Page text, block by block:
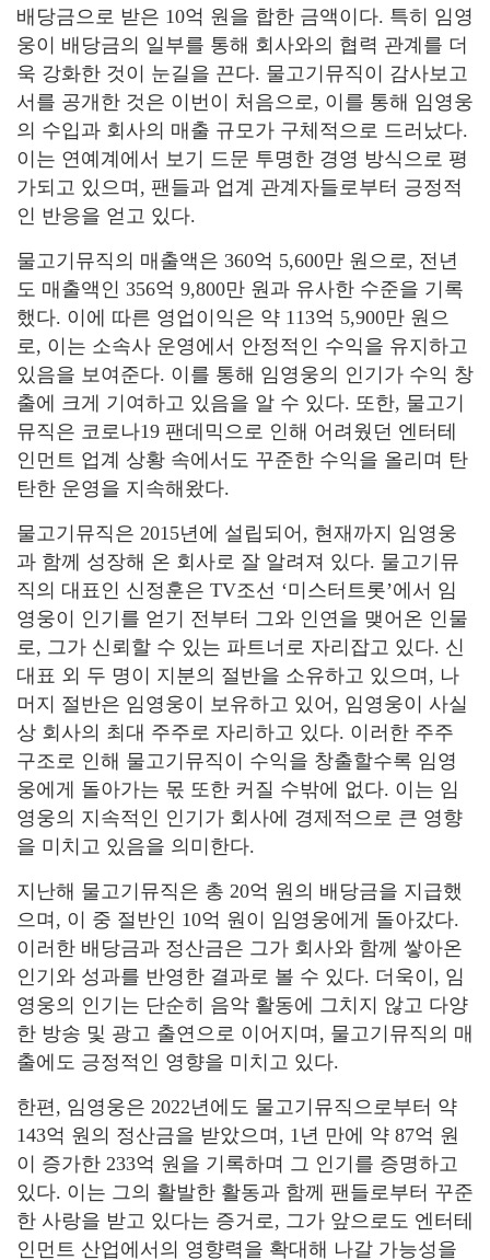
배당금으로 받은 10억 원을 합한 금액이다. 특히 임영
웅이 배당금의 일부를 통해 회사와의 협력 관계를 더
욱 강화한 것이 눈길을 끈다. 물고기뮤직이 감사보고
서를 공개한 것은 이번이 처음으로, 이를 통해 임영웅
의 수입과 회사의 매출 규모가 구체적으로 드러났다.
이는 연예계에서 보기 드문 투명한 경영 방식으로 평
가되고 있으며, 팬들과 업계 관계자들로부터 긍정적
인 반응을 얻고 있다.
물고기뮤직의 매출액은 360억 5,600만 원으로, 전년
도 매출액인 356억 9,800만 원과 유사한 수준을 기록
했다. 이에 따른 영업이익은 약 113억 5,900만 원으
로, 이는 소속사 운영에서 안정적인 수익을 유지하고
있음을 보여준다. 이를 통해 임영웅의 인기가 수익 창
출에 크게 기여하고 있음을 알 수 있다. 또한, 물고기
뮤직은 코로나19 팬데믹으로 인해 어려웠던 엔터테
인먼트 업계 상황 속에서도 꾸준한 수익을 올리며 탄
탄한 운영을 지속해왔다.
물고기뮤직은 2015년에 설립되어, 현재까지 임영웅
과 함께 성장해 온 회사로 잘 알려져 있다. 물고기뮤
직의 대표인 신정훈은 TV조선 ‘미스터트롯’에서 임
영웅이 인기를 얻기 전부터 그와 인연을 맺어온 인물
로, 그가 신뢰할 수 있는 파트너로 자리잡고 있다. 신
대표 외 두 명이 지분의 절반을 소유하고 있으며, 나
머지 절반은 임영웅이 보유하고 있어, 임영웅이 사실
상 회사의 최대 주주로 자리하고 있다. 이러한 주주
구조로 인해 물고기뮤직이 수익을 창출할수록 임영
웅에게 돌아가는 몫 또한 커질 수밖에 없다. 이는 임
영웅의 지속적인 인기가 회사에 경제적으로 큰 영향
을 미치고 있음을 의미한다.
지난해 물고기뮤직은 총 20억 원의 배당금을 지급했
으며, 이 중 절반인 10억 원이 임영웅에게 돌아갔다.
이러한 배당금과 정산금은 그가 회사와 함께 쌓아온
인기와 성과를 반영한 결과로 볼 수 있다. 더욱이, 임
영웅의 인기는 단순히 음악 활동에 그치지 않고 다양
한 방송 및 광고 출연으로 이어지며, 물고기뮤직의 매
출에도 긍정적인 영향을 미치고 있다.
한편, 임영웅은 2022년에도 물고기뮤직으로부터 약
143억 원의 정산금을 받았으며, 1년 만에 약 87억 원
이 증가한 233억 원을 기록하며 그 인기를 증명하고
있다. 이는 그의 활발한 활동과 함께 팬들로부터 꾸준
한 사랑을 받고 있다는 증거로, 그가 앞으로도 엔터테
인먼트 산업에서의 영향력을 확대해 나갈 가능성을